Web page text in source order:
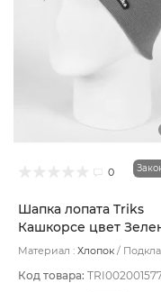
0
Шапка лопата Triks
Кашкорсе цвет
пепел
Материал : Хлопок
Код товара: